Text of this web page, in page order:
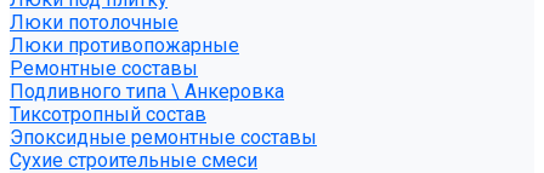
Люки потолочные
Люки противопожарные
Ремонтные составы
Подливного типа \ Анкеровка
Тиксотропный состав
Эпоксидные ремонтные составы
Сухие строительные смеси